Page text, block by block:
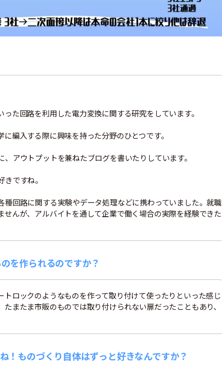
た回路を利用した電力変換に関する研究をしています。
編入する際に興味を持った分野のひとつです。
アウトプットを兼ねたブログを書いたりしています。
ですね。
回路に関する実験やデータ処理などに携わっていました。就職
んが、アルバイトを通して企業で働く場合の実際を経験できた
を作られるのですか？
ロックのようなものを作って取り付けて使ったりといった感じ
またま市販のものでは取り付けられない扉だったこともあり、
！ものづくり自体はずっと好きなんですか？